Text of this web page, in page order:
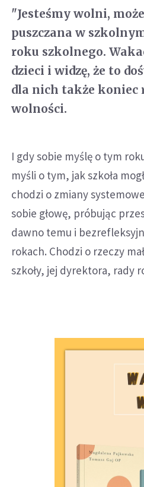
"Jesteśmy wolni,
puszczana w
roku szkolnego.
dzieci i widzę, że to
dla nich także koniec
wolności.
I gdy sobie myślę o tym
myśli o tym, jak szkoła
chodzi o zmiany
sobie głowę, próbując
dawno temu i
rokach. Chodzi o rzeczy
szkoły, jej dyrektora, rady